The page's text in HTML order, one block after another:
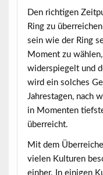
Den richtigen
Ring zu
sein wie der Ring
Moment zu
widerspiegelt und
wird ein solches
Jahrestagen, nach
in Momenten
überreicht.
Mit dem
vielen Kulturen
einher. In einigen